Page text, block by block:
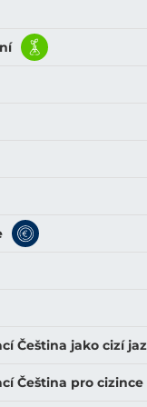
Čeština jako cizí
Čeština pro cizince